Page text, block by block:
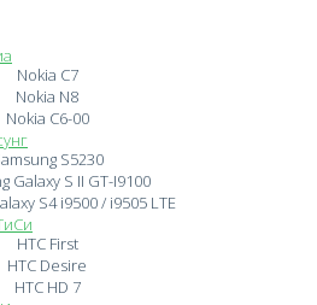
Nokia C7
Nokia N8
Nokia C6-00
S5230
Galaxy S II GT-I9100
S4 i9500 / i9505 LTE
HTC First
HTC Desire
HTC HD 7